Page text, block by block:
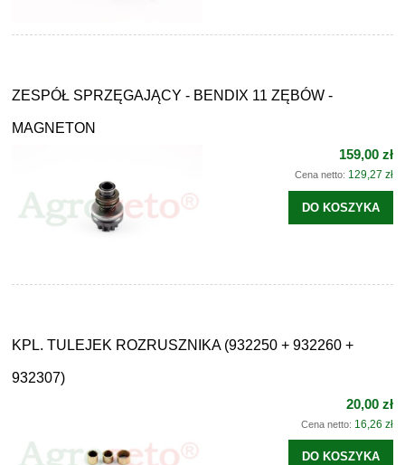
ZESPÓŁ SPRZĘGAJĄCY - BENDIX 11 ZĘBÓW -
MAGNETON
159,00 zł
Cena netto: 129,27 zł
DO KOSZYKA
KPL. TULEJEK ROZRUSZNIKA (932250 + 932260 +
932307)
20,00 zł
Cena netto: 16,26 zł
DO KOSZYKA